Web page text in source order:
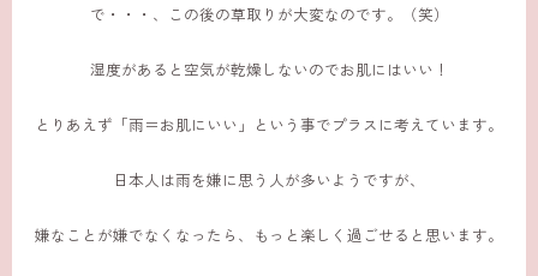
で・・・、この後の草取りが大変なのです。（笑）
湿度があると空気が乾燥しないのでお肌にはいい！
とりあえず「雨＝お肌にいい」という事でプラスに考えています。
日本人は雨を嫌に思う人が多いようですが、
嫌なことが嫌でなくなったら、もっと楽しく過ごせると思います。